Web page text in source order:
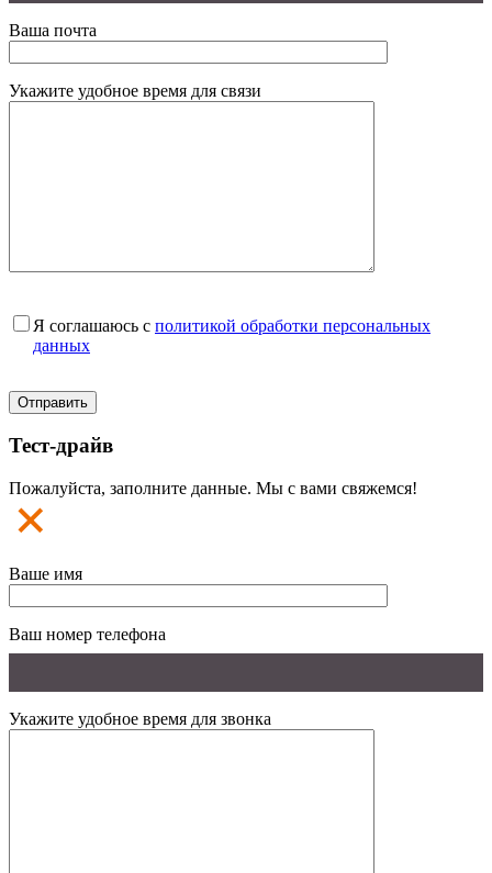
Ваша почта
Укажите удобное время для связи
Я соглашаюсь с политикой обработки персональных
данных
Тест-драйв
Пожалуйста, заполните данные. Мы с вами свяжемся!
Ваше имя
Ваш номер телефона
Укажите удобное время для звонка